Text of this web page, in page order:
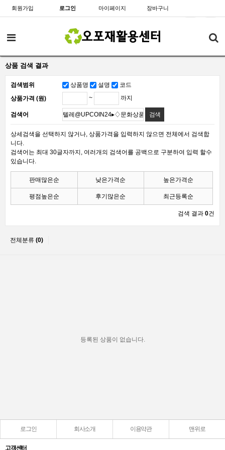
회원가입 로그인 마이페이지 장바구니
상품 검색 결과
검색범위 상품명 설명
코드
상품가격 (원)
~ 까지
검색어
상세검색을 선택하지 않거나, 상품가격을 입력하지 않으면 전체에서 검색합
니다.
검색어는 최대 30글자까지, 여러개의 검색어를 공백으로 구분하여 입력 할수
있습니다.
판매많은순 낮은가격순 높은가격순
평점높은순 후기많은순 최근등록순
검색 결과 0건
전체분류 (0)
등록된 상품이 없습니다.
로그인 회사소개 이용약관 맨위로
고객센터